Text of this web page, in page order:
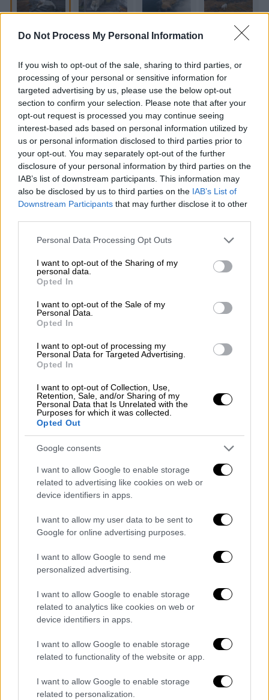
Do Not Process My Personal Information
If you wish to opt-out of the sale, sharing to third parties, or
processing of your personal or sensitive information for
targeted advertising by us, please use the below opt-out
section to confirm your selection. Please note that after your
opt-out request is processed you may continue seeing
interest-based ads based on personal information utilized by
us or personal information disclosed to third parties prior to
your opt-out. You may separately opt-out of the further
disclosure of your personal information by third parties on the
IAB’s list of downstream participants. This information may
also be disclosed by us to third parties on the IAB’s List of
Downstream Participants that may further disclose it to other
Please note that this website/app uses one or more Google
not limited to your visit or usage behaviour. You may click to
grant or deny consent to Google and its third-party tags to
use your data for below specified purposes in below Google
consent section.
Personal Data Processing Opt Outs
I want to opt-out of the Sharing of my
personal data.
Opted In
I want to opt-out of the Sale of my
Personal Data.
Opted In
I want to opt-out of processing my
Personal Data for Targeted Advertising.
Opted In
I want to opt-out of Collection, Use,
Retention, Sale, and/or Sharing of my
Personal Data that Is Unrelated with the
Purposes for which it was collected.
Opted Out
Google consents
I want to allow Google to enable storage
related to advertising like cookies on web or
device identifiers in apps.
I want to allow my user data to be sent to
Google for online advertising purposes.
I want to allow Google to send me
personalized advertising.
I want to allow Google to enable storage
related to analytics like cookies on web or
device identifiers in apps.
I want to allow Google to enable storage
related to functionality of the website or app.
I want to allow Google to enable storage
related to personalization.
Προσθέστε το ΕΘΝΟΣ στη Google
Μια αγέλη πολικώναρκούδων βρήκε
καταφύγιο σε εγκαταλελειμμένο σοβιετικό
ερευνητικό σταθμό στο νησίΚολιούτσιν
Θάλασσα Τσούκτσιτης ρωσικήςΑρκτικής.
ΤοAssociated Pressκαι οVadim Makhorov
κατέγραψαν την παρουσία τους δείχνοντας
αρκούδες να μπαίνουν και να βγαίνουν από
τα κτίρια υπό τον καλοκαιρινό αρκτικό ήλιο.
ΔΙΑΒΑΣΤΕ ΕΠΙΣΗΣ
Κόσμος|16.10.2025 12:56
Ο νέος νόμος του Ερντογάν που
ποινικοποιεί τη ΛΟΑΤΚΙ+ ταυτότητα -
Δικαιοσύνης»
Ο εγκαταλελειμμένος σταθμός
Ο σταθμός εγκαταλείφθηκε στις αρχές της
δεκαετίας του ’90, μετά την κατάρρευση της
Σοβιετικής Ένωσης
πάνω από 20 πολικέςαρκούδες. Παρά τη
φήμη τους για μοναχικότητα, τα ζώα
μπορούν να εμφανίσουν κοινωνική
συμπεριφορά όταν δεν ανταγωνίζονται για
τροφή ή ζευγάρωμα. Η
η μείωση τωνπάγωναναγκάζουν τα ζώα να
μετακινούνται βορειότερα ή να αναζητούν
τροφή στην ξηρά. Σε κάποιες περιπτώσεις,
οι πολικές αρκούδες φτάνουν ακόμη και σε
λαμβάνουν μέτρα ασφαλείας για να τις
αποτρέψουν.
«Οι αρκούδες δεν είναι άγνωστες στην
αίσθηση της άνεσης και της ζεστασιάς», είπε
κοινωνικής δικτύωσης. «Αντιλαμβάνονται τα